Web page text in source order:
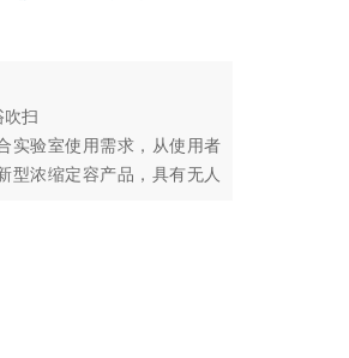
吹扫
实验室使用需求，从使用者
型浓缩定容产品，具有无人
全程，一手掌握，让繁琐